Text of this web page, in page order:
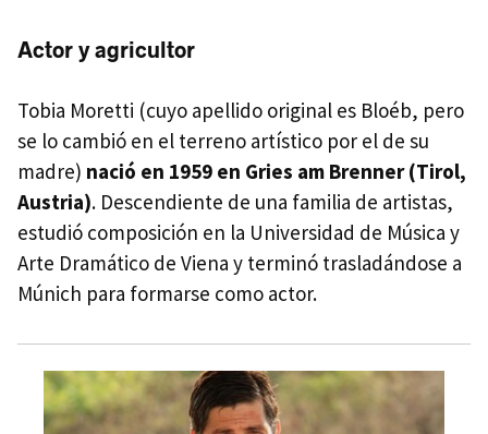
Actor y agricultor
Tobia Moretti (cuyo apellido original es Bloéb, pero
se lo cambió en el terreno artístico por el de su
madre) nació en 1959 en Gries am Brenner (Tirol,
Austria). Descendiente de una familia de artistas,
estudió composición en la Universidad de Música y
Arte Dramático de Viena y terminó trasladándose a
Múnich para formarse como actor.